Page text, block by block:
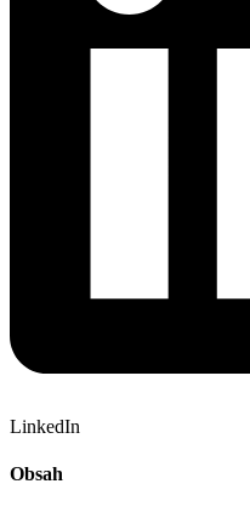
LinkedIn
Obsah